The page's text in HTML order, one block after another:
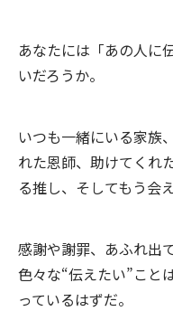
あなたには「あの人に
いだろうか。
いつも一緒にいる家族
れた恩師、助けてくれ
る推し、そしてもう会え
感謝や謝罪、あふれ出
色々な“伝えたい”こと
っているはずだ。